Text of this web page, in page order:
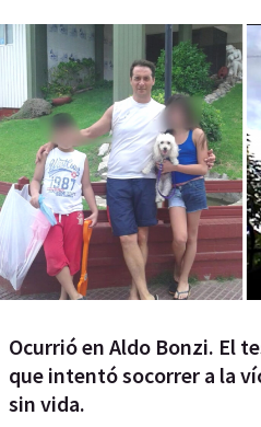
Ocurrió en Aldo Bonzi. El
que intentó socorrer a la
sin vida.